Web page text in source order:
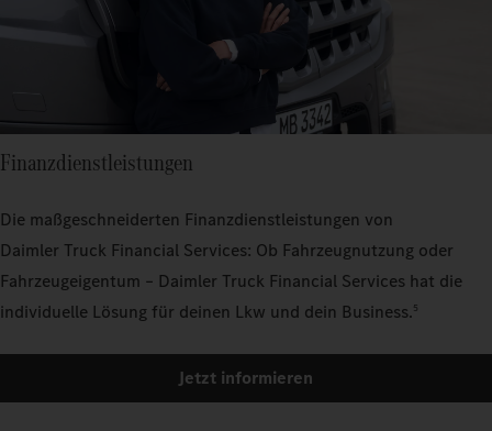
Finanzdienstleistungen
Die maßgeschneiderten Finanzdienstleistungen von
Daimler Truck Financial Services: Ob Fahrzeugnutzung oder
Fahrzeugeigentum – Daimler Truck Financial Services hat die
individuelle Lösung für deinen Lkw und dein Business.5
Jetzt informieren